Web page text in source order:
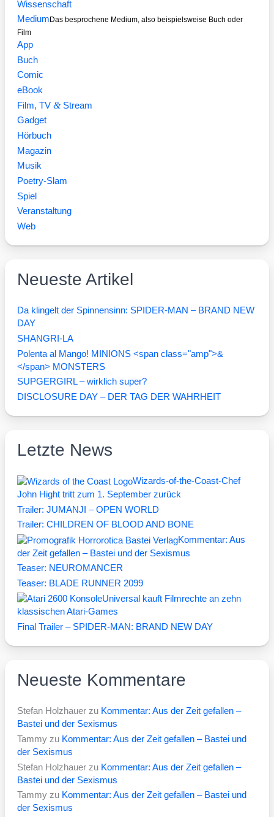
Wissenschaft
Medium Das besprochene Medium, also beispielsweise Buch oder
Film
App
Buch
Comic
eBook
Film, TV&Stream
Gadget
Hörbuch
Magazin
Musik
Poetry-Slam
Spiel
Veranstaltung
Web
Neueste Artikel
Da klingelt der Spinnensinn: SPIDER-MAN – BRAND NEW
DAY
SHANGRI-LA
Polenta al Mango! MINIONS <span class="amp">&
</span> MONSTERS
SUPGERGIRL – wirklich super?
DISCLOSURE DAY – DER TAG DER WAHRHEIT
Letzte News
Wizards-of-the-Coast-Chef
John Hight tritt zum 1. September zurück
Trailer: JUMANJI – OPEN WORLD
Trailer: CHILDREN OF BLOOD AND BONE
Kommentar: Aus
der Zeit gefallen – Bastei und der Sexismus
Teaser: NEUROMANCER
Teaser: BLADE RUNNER 2099
Universal kauft Filmrechte an zehn
klassischen Atari-Games
Final Trailer – SPIDER-MAN: BRAND NEW DAY
Neueste Kommentare
Stefan Holzhauer zu Kommentar: Aus der Zeit gefallen –
Bastei und der Sexismus
Tammy zu Kommentar: Aus der Zeit gefallen – Bastei und
der Sexismus
Stefan Holzhauer zu Kommentar: Aus der Zeit gefallen –
Bastei und der Sexismus
Tammy zu Kommentar: Aus der Zeit gefallen – Bastei und
der Sexismus